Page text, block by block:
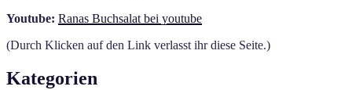
Youtube: Ranas Buchsalat bei youtube
(Durch Klicken auf den Link verlasst ihr diese Seite.)
Kategorien